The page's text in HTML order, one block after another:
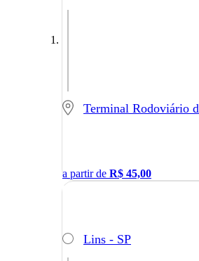
a partir de R$ 45,00
Lins - SP